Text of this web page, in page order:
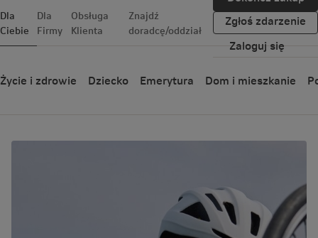
Dla
Ciebie
Dla
Firmy
Obsługa
Klienta
Znajdź
doradcę/oddział
Zgłoś zdarzenie
Zaloguj się
Życie i zdrowie Dziecko Emerytura Dom i mieszkanie